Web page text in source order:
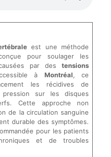
est une méthode
pour soulager les
causées par destensions
à Montréal, ce
les récidives de
sur les disques
Cette approche non
de la circulation sanguine
durable des symptômes.
pour les patients
et de troubles